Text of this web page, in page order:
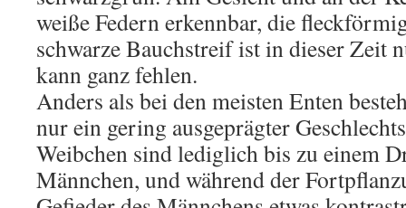
weiße Federn erkennbar, die
schwarze Bauchstreif ist in dieser Zeit
kann ganz fehlen.
Anders als bei den meisten Enten
nur ein gering ausgeprägter
Weibchen sind lediglich bis zu einem
Männchen, und während der